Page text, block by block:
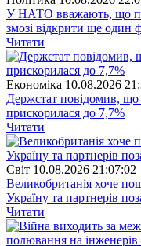
У НАТО вважають, що
змозі відкрити ще один
Читати
Економіка 10.08.2026
Держстат повідомив, що
прискорилася до 7,7%
Читати
Свiт 10.08.2026 21:07:02
Великобританія хоче
Україну та партнерів
Читати